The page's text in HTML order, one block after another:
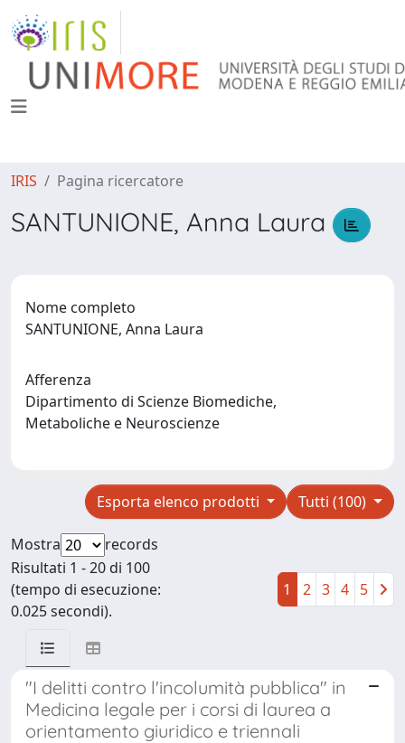
IRIS Pagina ricercatore
SANTUNIONE, Anna Laura
Nome completo
SANTUNIONE, Anna Laura
Afferenza
Dipartimento di Scienze Biomediche,
Metaboliche e Neuroscienze
Tutti (100)
Esporta elenco prodotti
Mostra
records
Risultati 1 - 20 di 100
(tempo di esecuzione:
0.025 secondi).
1 2 3 4 5
"I delitti contro l'incolumità pubblica" in
Medicina legale per i corsi di laurea a
orientamento giuridico e triennali